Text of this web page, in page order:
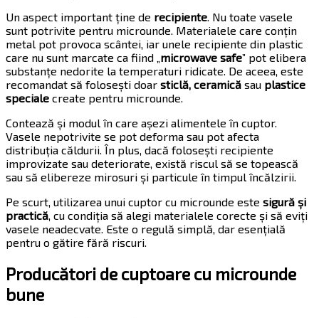
Un aspect important ține de recipiente. Nu toate vasele
sunt potrivite pentru microunde. Materialele care conțin
metal pot provoca scântei, iar unele recipiente din plastic
care nu sunt marcate ca fiind „microwave safe” pot elibera
substanțe nedorite la temperaturi ridicate. De aceea, este
recomandat să folosești doar sticlă, ceramică sau plastice
speciale create pentru microunde.
Contează și modul în care așezi alimentele în cuptor.
Vasele nepotrivite se pot deforma sau pot afecta
distribuția căldurii. În plus, dacă folosești recipiente
improvizate sau deteriorate, există riscul să se topească
sau să elibereze mirosuri și particule în timpul încălzirii.
Pe scurt, utilizarea unui cuptor cu microunde este sigură și
practică, cu condiția să alegi materialele corecte și să eviți
vasele neadecvate. Este o regulă simplă, dar esențială
pentru o gătire fără riscuri.
Producători de cuptoare cu microunde
bune